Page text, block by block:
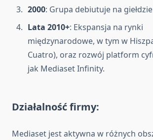
2000: Grupa debiutuje na
Lata 2010+: Ekspansja na rynki
międzynarodowe, w tym w
Cuatro), oraz rozwój platform
jak Mediaset Infinity.
Działalność firmy:
Mediaset jest aktywna w różnych